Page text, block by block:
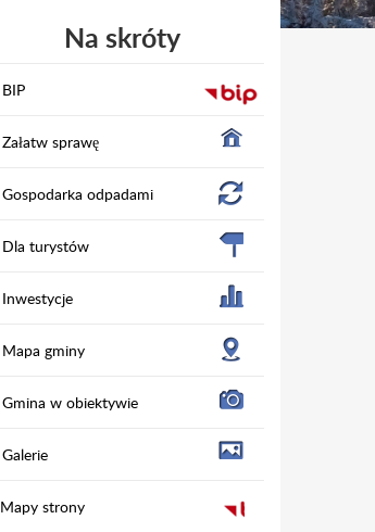
Na skróty
BIP
Załatw sprawę
Gospodarka odpadami
Dla turystów
Inwestycje
Mapa gminy
Gmina w obiektywie
Galerie
Mapy strony